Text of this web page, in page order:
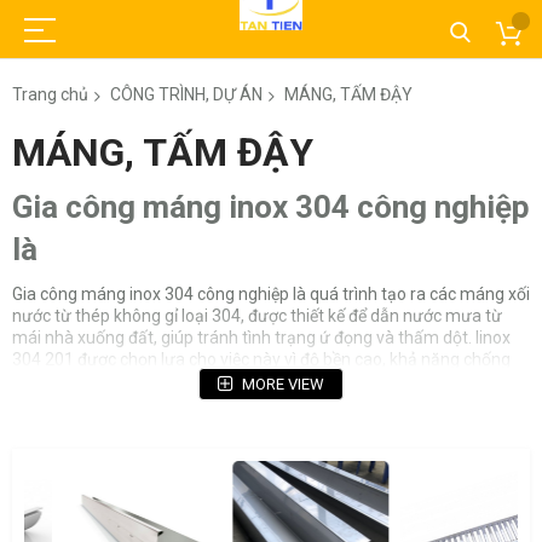
Trang chủ CÔNG TRÌNH, DỰ ÁN MÁNG, TẤM ĐẬY
MÁNG, TẤM ĐẬY
Gia công máng inox 304 công nghiệp
là
Gia công máng inox 304 công nghiệp là quá trình tạo ra các máng xối
nước từ thép không gỉ loại 304, được thiết kế để dẫn nước mưa từ
mái nhà xuống đất, giúp tránh tình trạng ứ đọng và thấm dột. Iinox
304 201 được chọn lựa cho việc này vì độ bền cao, khả năng chống
• Bề mặt phổ biến: 2B – mờ, BA, No.4, No.1, tùy thuộc vào yêu cầu
• Độ dày inox 304 201: inox 304 201 Thường từ 0.4mm đến 2mm,
nhưng độ dày phổ biến nhất là 1mm
MORE VIEW